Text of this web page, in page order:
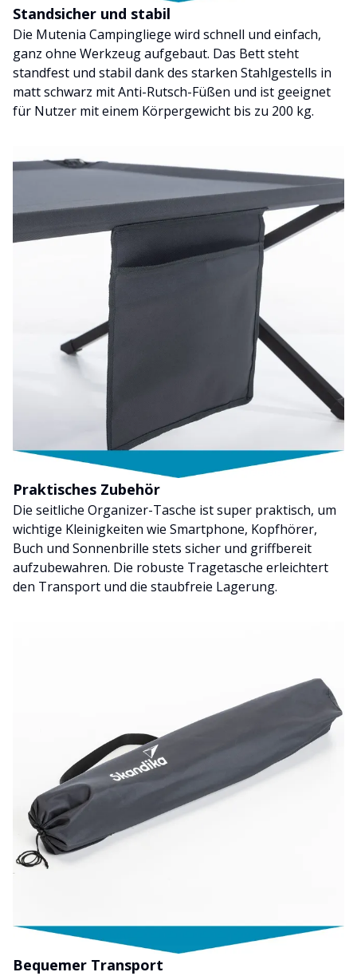
Standsicher und stabil
Die Mutenia Campingliege wird schnell und einfach,
ganz ohne Werkzeug aufgebaut. Das Bett steht
standfest und stabil dank des starken Stahlgestells in
matt schwarz mit Anti-Rutsch-Füßen und ist geeignet
für Nutzer mit einem Körpergewicht bis zu 200 kg.
Praktisches Zubehör
Die seitliche Organizer-Tasche ist super praktisch, um
wichtige Kleinigkeiten wie Smartphone, Kopfhörer,
Buch und Sonnenbrille stets sicher und griffbereit
aufzubewahren. Die robuste Tragetasche erleichtert
den Transport und die staubfreie Lagerung.
Bequemer Transport